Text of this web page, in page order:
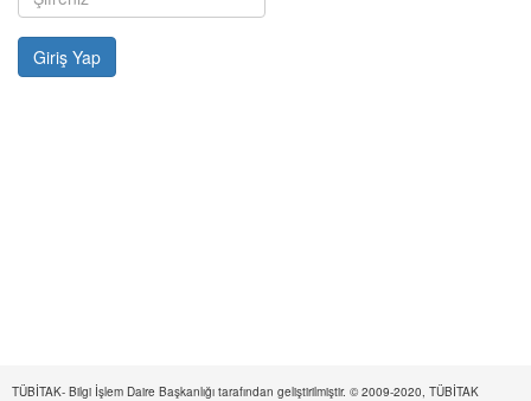
TÜBİTAK- Bilgi İşlem Daire Başkanlığı tarafından geliştirilmiştir. © 2009-2020, TÜBİTAK